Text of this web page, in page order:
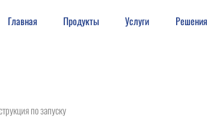
Продукты Услуги Решения
по запуску